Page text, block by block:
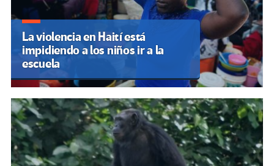
La violencia en Haití está
impidiendo a los niños ir a la
escuela